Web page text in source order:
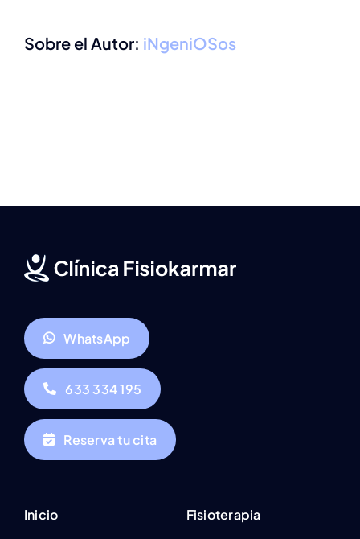
Sobre el Autor: iNgeniOSos
WhatsApp
633 334 195
Reserva tu cita
Inicio Fisioterapia